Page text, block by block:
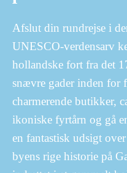
Afslut din rundrejse i
UNESCO-verdensarv
hollandske fort fra det
snævre gader inden for
charmerende butikker,
ikoniske fyrtårn og gå
en fantastisk udsigt
byens rige historie på